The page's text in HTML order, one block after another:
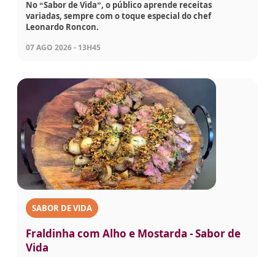
No “Sabor de Vida”, o público aprende receitas
variadas, sempre com o toque especial do chef
Leonardo Roncon.
07 AGO 2026 - 13H45
SABOR DE VIDA
Fraldinha com Alho e Mostarda - Sabor de
Vida